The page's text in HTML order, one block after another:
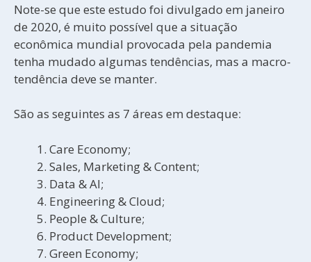
Note-se que este estudo foi divulgado em janeiro
de 2020, é muito possível que a situação
econômica mundial provocada pela pandemia
tenha mudado algumas tendências, mas a macro-
tendência deve se manter.
São as seguintes as 7 áreas em destaque:
Care Economy;
Sales, Marketing & Content;
Data & AI;
Engineering & Cloud;
People & Culture;
Product Development;
Green Economy;